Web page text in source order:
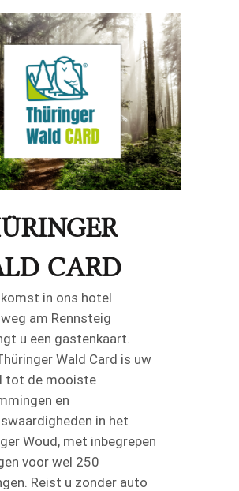
CARD
in ons hotel
am Rennsteig
u een gastenkaart.
Wald Card is uw
tot de mooiste
en
in het
Woud, met inbegrepen
voor wel 250
Reist u zonder auto